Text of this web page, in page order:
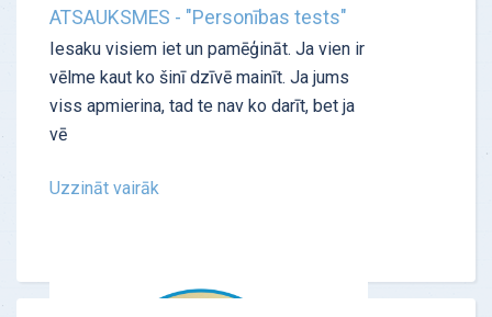
ATSAUKSMES - "Personības tests"
Iesaku visiem iet un pamēģināt. Ja vien ir
vēlme kaut ko šinī dzīvē mainīt. Ja jums
viss apmierina, tad te nav ko darīt, bet ja
vē
Uzzināt vairāk